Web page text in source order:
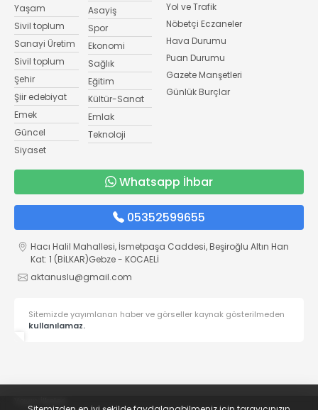
Yaşam
Sivil toplum
Sanayi Üretim
Sivil toplum
Şehir
Şiir edebiyat
Emek
Güncel
Siyaset
Asayiş
Spor
Ekonomi
Sağlık
Eğitim
Kültür-Sanat
Emlak
Teknoloji
Yol ve Trafik
Nöbetçi Eczaneler
Hava Durumu
Puan Durumu
Gazete Manşetleri
Günlük Burçlar
Whatsapp İhbar
05352599655
Hacı Halil Mahallesi, İsmetpaşa Caddesi, Beşiroğlu Altın Han
Kat: 1 (BİLKAR)Gebze - KOCAELİ
aktanuslu@gmail.com
Sitemizde yayımlanan haber ve görseller kaynak gösterilmeden
kullanılamaz.